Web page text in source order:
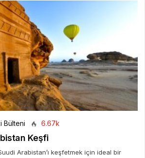
Bülteni 6.67k
Keşfi
Arabistan’ı keşfetmek için ideal bir